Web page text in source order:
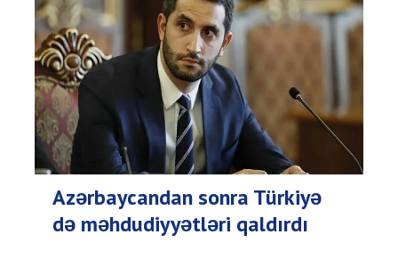
Azərbaycandan sonra Türkiyə
də məhdudiyyətləri qaldırdı